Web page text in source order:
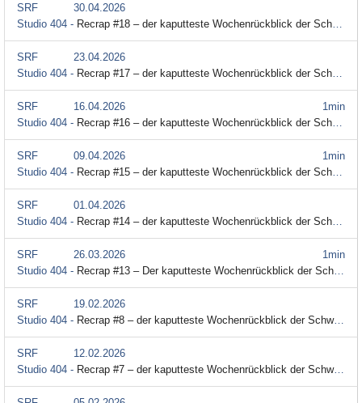
SRF
30.04.2026
Studio 404 - Recrap #18 – der kaputteste Wochenrückblick der Schweiz
SRF
23.04.2026
Studio 404 - Recrap #17 – der kaputteste Wochenrückblick der Schweiz
1min
SRF
16.04.2026
Studio 404 - Recrap #16 – der kaputteste Wochenrückblick der Schweiz
1min
SRF
09.04.2026
Studio 404 - Recrap #15 – der kaputteste Wochenrückblick der Schweiz
SRF
01.04.2026
Studio 404 - Recrap #14 – der kaputteste Wochenrückblick der Schweiz
1min
SRF
26.03.2026
Studio 404 - Recrap #13 – Der kaputteste Wochenrückblick der Schweiz
SRF
19.02.2026
Studio 404 - Recrap #8 – der kaputteste Wochenrückblick der Schweiz
SRF
12.02.2026
Studio 404 - Recrap #7 – der kaputteste Wochenrückblick der Schweiz